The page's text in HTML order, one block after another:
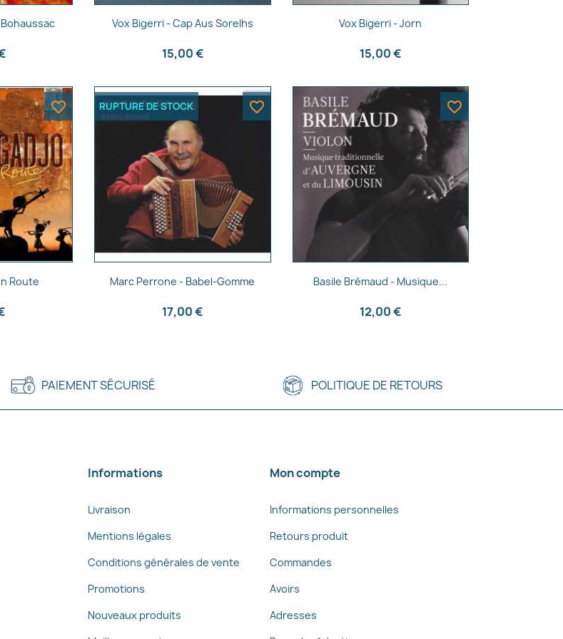
Aperçu rapide
Vox Bigerri - Cap Aus Sorelhs
15,00 €
Aperçu rapide
Vox Bigerri - Jorn
15,00 €
Route
favorite_border
Aperçu rapide
Marc Perrone - Babel-Gomme
17,00 €
RUPTURE DE STOCK favorite_border
Aperçu rapide
Basile Brémaud - Musique...
12,00 €
favorite_border
PAIEMENT SÉCURISÉ POLITIQUE DE RETOURS
Informations
Livraison
Mentions légales
Conditions générales de vente
Promotions
Nouveaux produits
Mon compte
Informations personnelles
Retours produit
Commandes
Avoirs
Adresses